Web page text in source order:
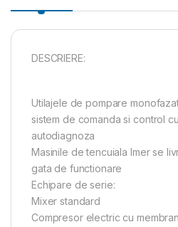
DESCRIERE:
Utilajele de pompare
sistem de comanda si control
autodiagnoza
Masinile de tencuiala Imer se
gata de functionare
Echipare de serie:
Mixer standard
Compresor electric cu